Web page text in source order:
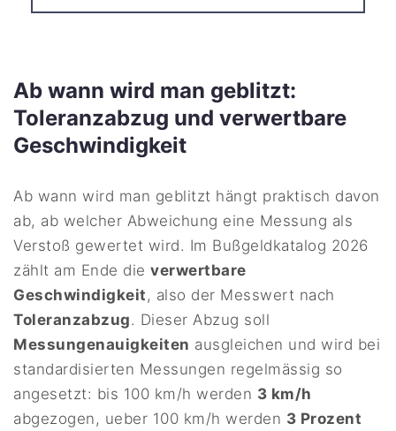
Ab wann wird man geblitzt:
Toleranzabzug und verwertbare
Geschwindigkeit
Ab wann wird man geblitzt hängt praktisch davon
ab, ab welcher Abweichung eine Messung als
Verstoß gewertet wird. Im Bußgeldkatalog 2026
zählt am Ende dieverwertbare
Geschwindigkeit, also der Messwert nach
Toleranzabzug. Dieser Abzug soll
Messungenauigkeiten ausgleichen und wird bei
standardisierten Messungen regelmässig so
angesetzt: bis 100 km/h werden 3 km/h
abgezogen, ueber 100 km/h werden 3 Prozent